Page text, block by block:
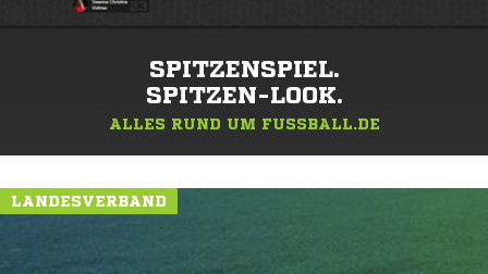
SPITZENSPIEL.
SPITZEN-LOOK.
ALLES RUND UM FUSSBALL.DE
LANDESVERBAND